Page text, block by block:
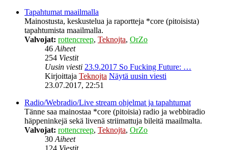
Tapahtumat maailmalla
Mainostusta, keskustelua ja raportteja *core (pitoisista)
tapahtumista maailmalla.
Valvojat: rottencreep, Teknojta, OrZo
46Aiheet
254 Viestit
Uusin viesti 23.9.2017 So Fucking Future: …
Kirjoittaja Teknojta Näytä uusin viesti
23.07.2017, 22:51
Radio/Webradio/Live stream ohjelmat ja tapahtumat
Tänne saa mainostaa *core (pitoisia) radio ja webbiradio
häppeninkejä sekä livenä striimattuja bileitä maailmalta.
Valvojat: rottencreep, Teknojta, OrZo
30Aiheet